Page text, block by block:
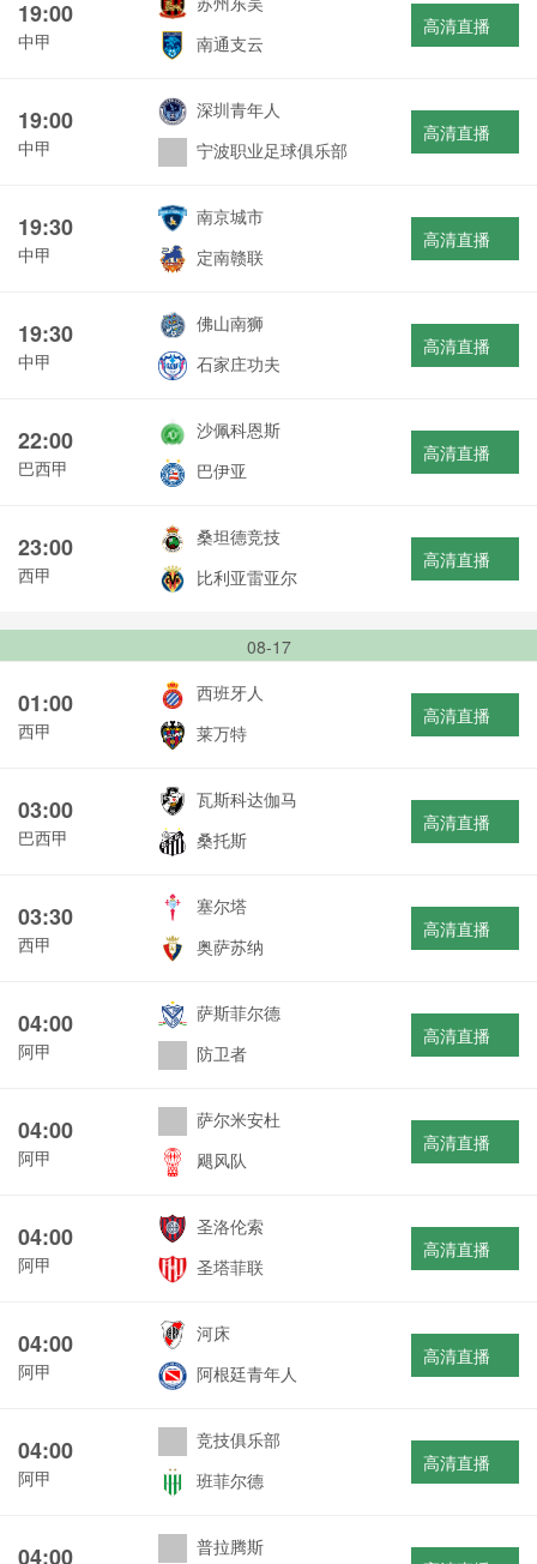
19:00
中甲
南通支云
高清直播
19:00
中甲
深圳青年人
宁波职业足球俱乐部
高清直播
19:30
中甲
南京城市
定南赣联
高清直播
19:30
中甲
佛山南狮
石家庄功夫
高清直播
22:00
巴西甲
沙佩科恩斯
巴伊亚
高清直播
23:00
西甲
桑坦德竞技
比利亚雷亚尔
高清直播
08-17
01:00
西甲
西班牙人
莱万特
高清直播
03:00
巴西甲
瓦斯科达伽马
桑托斯
高清直播
03:30
西甲
塞尔塔
奥萨苏纳
高清直播
04:00
阿甲
萨斯菲尔德
防卫者
高清直播
04:00
阿甲
萨尔米安杜
飓风队
高清直播
04:00
阿甲
圣洛伦索
圣塔菲联
高清直播
04:00
阿甲
河床
阿根廷青年人
高清直播
04:00
阿甲
竞技俱乐部
班菲尔德
高清直播
04:00
普拉腾斯